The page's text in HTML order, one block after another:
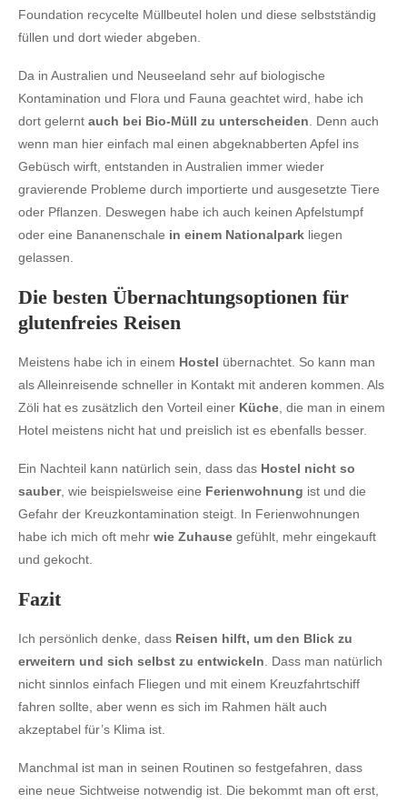
Foundation recycelte Müllbeutel holen und diese selbstständig
füllen und dort wieder abgeben.
Da in Australien und Neuseeland sehr auf biologische
Kontamination und Flora und Fauna geachtet wird, habe ich
dort gelernt auch bei Bio-Müll zu unterscheiden . Denn auch
wenn man hier einfach mal einen abgeknabberten Apfel ins
Gebüsch wirft, entstanden in Australien immer wieder
gravierende Probleme durch importierte und ausgesetzte Tiere
oder Pflanzen. Deswegen habe ich auch keinen Apfelstumpf
oder eine Bananenschale in einem Nationalpark liegen
gelassen.
Die besten Übernachtungsoptionen für
glutenfreies Reisen
Meistens habe ich in einem Hostel übernachtet. So kann man
als Alleinreisende schneller in Kontakt mit anderen kommen. Als
Zöli hat es zusätzlich den Vorteil einer Küche , die man in einem
Hotel meistens nicht hat und preislich ist es ebenfalls besser.
Ein Nachteil kann natürlich sein, dass das Hostel nicht so
sauber, wie beispielsweise eine Ferienwohnung ist und die
Gefahr der Kreuzkontamination steigt. In Ferienwohnungen
habe ich mich oft mehr wie Zuhause gefühlt, mehr eingekauft
und gekocht.
Fazit
Ich persönlich denke, dass Reisen hilft, um den Blick zu
erweitern und sich selbst zu entwickeln . Dass man natürlich
nicht sinnlos einfach Fliegen und mit einem Kreuzfahrtschiff
fahren sollte, aber wenn es sich im Rahmen hält auch
akzeptabel für’s Klima ist.
Manchmal ist man in seinen Routinen so festgefahren, dass
eine neue Sichtweise notwendig ist. Die bekommt man oft erst,